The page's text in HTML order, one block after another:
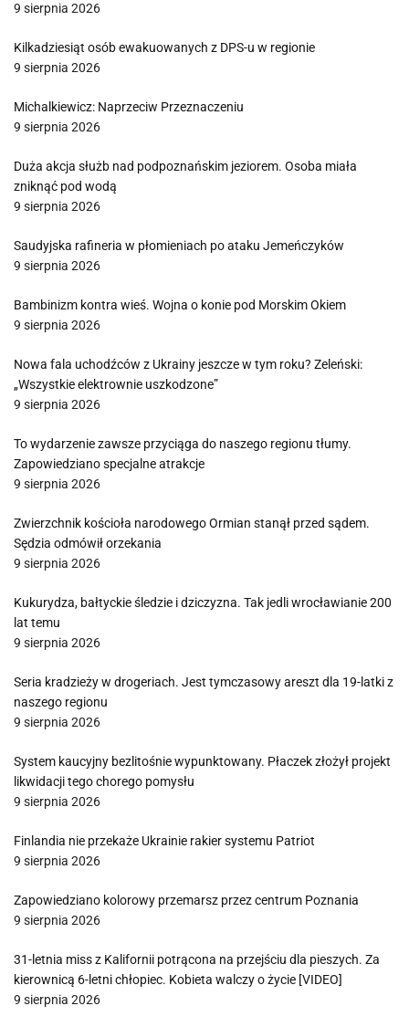
9 sierpnia 2026
Kilkadziesiąt osób ewakuowanych z DPS-u w regionie
9 sierpnia 2026
Michalkiewicz: Naprzeciw Przeznaczeniu
9 sierpnia 2026
Duża akcja służb nad podpoznańskim jeziorem. Osoba miała
zniknąć pod wodą
9 sierpnia 2026
Saudyjska rafineria w płomieniach po ataku Jemeńczyków
9 sierpnia 2026
Bambinizm kontra wieś. Wojna o konie pod Morskim Okiem
9 sierpnia 2026
Nowa fala uchodźców z Ukrainy jeszcze w tym roku? Zeleński:
„Wszystkie elektrownie uszkodzone”
9 sierpnia 2026
To wydarzenie zawsze przyciąga do naszego regionu tłumy.
Zapowiedziano specjalne atrakcje
9 sierpnia 2026
Zwierzchnik kościoła narodowego Ormian stanął przed sądem.
Sędzia odmówił orzekania
9 sierpnia 2026
Kukurydza, bałtyckie śledzie i dziczyzna. Tak jedli wrocławianie 200
lat temu
9 sierpnia 2026
Seria kradzieży w drogeriach. Jest tymczasowy areszt dla 19-latki z
naszego regionu
9 sierpnia 2026
System kaucyjny bezlitośnie wypunktowany. Płaczek złożył projekt
likwidacji tego chorego pomysłu
9 sierpnia 2026
Finlandia nie przekaże Ukrainie rakier systemu Patriot
9 sierpnia 2026
Zapowiedziano kolorowy przemarsz przez centrum Poznania
9 sierpnia 2026
31-letnia miss z Kalifornii potrącona na przejściu dla pieszych. Za
kierownicą 6-letni chłopiec. Kobieta walczy o życie [VIDEO]
9 sierpnia 2026